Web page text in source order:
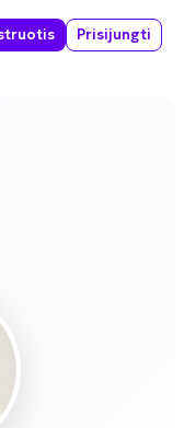
Prisijungti